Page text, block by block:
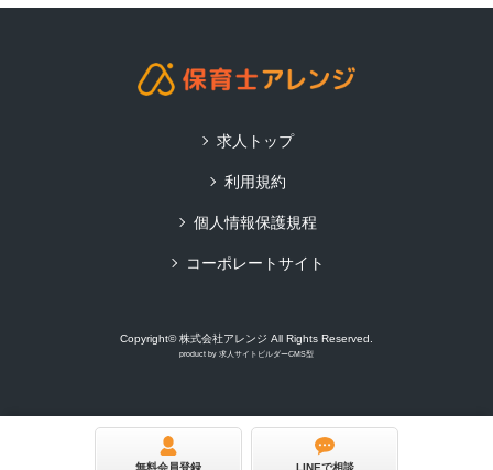
無料会員登録 LINEで相談
求人トップ
利用規約
個人情報保護規程
コーポレートサイト
Copyright© 株式会社アレンジ All Rights Reserved.
product by 求人サイトビルダーCMS型